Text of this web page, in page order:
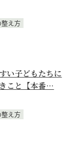
え方
い子どもたちに
こと【本番…
え方